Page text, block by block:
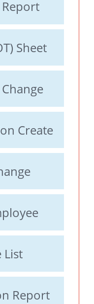
Sheet
Create
List
Report